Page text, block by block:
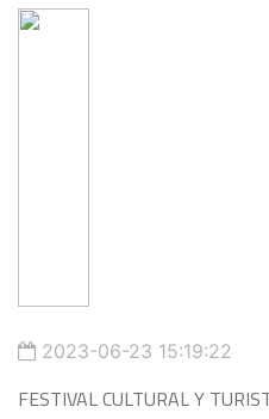
2023-06-23 15:19:22
FESTIVAL CULTURAL Y